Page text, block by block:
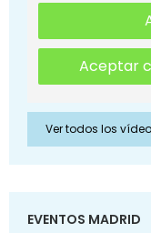
Aceptar
Ver todos los
EVENTOS MADRID